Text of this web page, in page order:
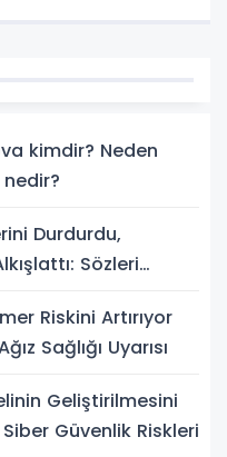
kimdir? Neden
Durdurdu,
Sözleri
Riskini Artırıyor
Sağlığı Uyarısı
Geliştirilmesini
Güvenlik Riskleri